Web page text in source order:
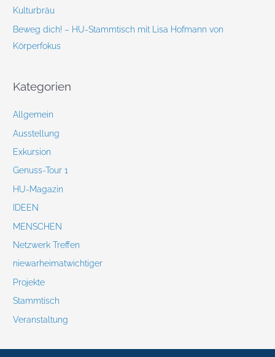
Kulturbräu
Beweg dich! – HU-Stammtisch mit Lisa Hofmann von
Körperfokus
Kategorien
Allgemein
Ausstellung
Exkursion
Genuss-Tour 1
HU-Magazin
IDEEN
MENSCHEN
Netzwerk Treffen
niewarheimatwichtiger
Projekte
Stammtisch
Veranstaltung